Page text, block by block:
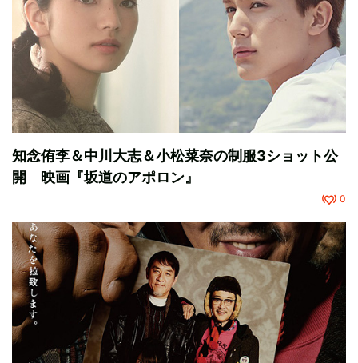
知念侑李＆中川大志＆小松菜奈の制服3ショット公
開 映画『坂道のアポロン』
0